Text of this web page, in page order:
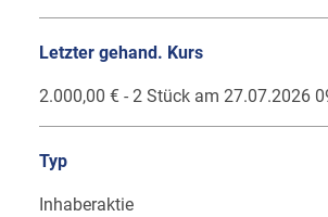
Letzter gehand. Kurs
2.000,00 € - 2 Stück am 27.07.2026
Typ
Inhaberaktie